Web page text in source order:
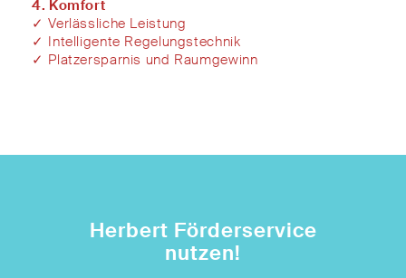
4. Komfort
✓Verlässliche Leistung
✓ Intelligente Regelungstechnik
✓ Platzersparnis und Raumgewinn
Herbert Förderservice
nutzen!